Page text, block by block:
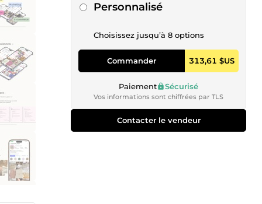
Personnalisé
Choisissez jusqu’à 8 options
Commander 313,61 $US
Paiement Sécurisé
Vos informations sont chiffrées par TLS
Contacter le vendeur